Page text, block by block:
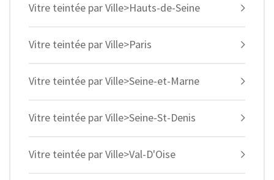
Vitre teintée par Ville>Hauts-de-Seine
Vitre teintée par Ville>Paris
Vitre teintée par Ville>Seine-et-Marne
Vitre teintée par Ville>Seine-St-Denis
Vitre teintée par Ville>Val-D'Oise